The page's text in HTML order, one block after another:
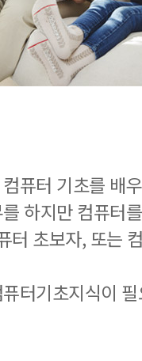
퓨터 기초를 배
하지만 컴퓨터
터 초보자, 또는
터기초지식이